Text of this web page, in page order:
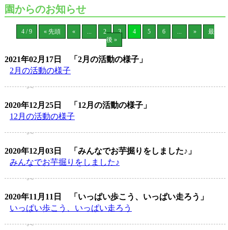
園からのお知らせ
4 / 9 « 先頭 « ... 2 3 4 5 6 ... »
最
後 »
2021年02月17日
「2月の活動の様子」
2月の活動の様子
2020年12月25日
「12月の活動の様子」
12月の活動の様子
2020年12月03日
「みんなでお芋掘りをしました♪」
みんなでお芋掘りをしました♪
2020年11月11日
「いっぱい歩こう、いっぱい走ろう」
いっぱい歩こう、いっぱい走ろう